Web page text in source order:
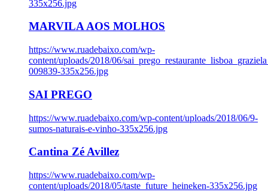
335x256.jpg
MARVILA AOS MOLHOS
https://www.ruadebaixo.com/wp-
content/uploads/2018/06/
009839-335x256.jpg
SAI PREGO
https://www.ruadebaixo.com/wp-content/uploads/2018/06/9-
sumos-naturais-e-vinho-335x256.jpg
Cantina Zé Avillez
https://www.ruadebaixo.com/wp-
content/uploads/2018/05/taste_future_heineken-335x256.jpg